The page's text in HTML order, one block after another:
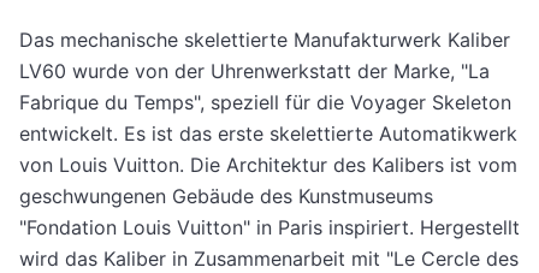
Das mechanische skelettierte Manufakturwerk Kaliber
LV60 wurde von der Uhrenwerkstatt der Marke, "La
Fabrique du Temps", speziell für die Voyager Skeleton
entwickelt. Es ist das erste skelettierte Automatikwerk
von Louis Vuitton. Die Architektur des Kalibers ist vom
geschwungenen Gebäude des Kunstmuseums
"Fondation Louis Vuitton" in Paris inspiriert. Hergestellt
wird das Kaliber in Zusammenarbeit mit "Le Cercle des